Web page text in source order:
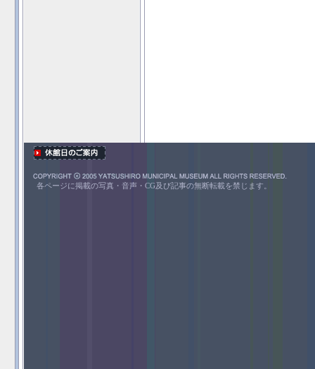
各ページに掲載の写真・音声・CG及び記事の無断転載を禁じます。